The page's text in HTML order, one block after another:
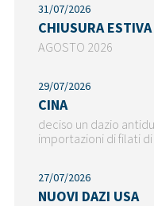
31/07/2026
CHIUSURA
AGOSTO 2026
29/07/2026
CINA
deciso un dazio
importazioni di filati
27/07/2026
NUOVI DAZI USA